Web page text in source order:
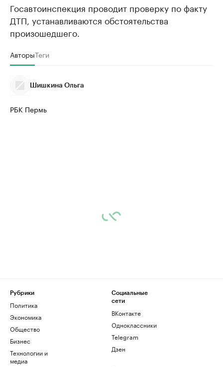
Госавтоинспекция проводит проверку по факту
ДТП, устанавливаются обстоятельства
произошедшего.
АвторыТеги
Шишкина Ольга
РБК Пермь
Рубрики
Политика
Экономика
Общество
Бизнес
Технологии и
медиа
Социальные
сети
ВКонтакте
Одноклассники
Telegram
Дзен